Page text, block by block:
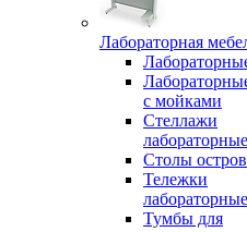
Лабораторная
с мойками
Стеллажи
лабораторные
Столы
Тележки
лабораторные
Тумбы для